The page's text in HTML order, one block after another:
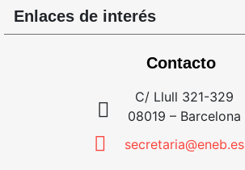
Enlaces de interés
Contacto
C/ Llull 321-329
08019 – Barcelona
secretaria@eneb.es